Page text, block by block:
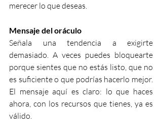
merecer lo que deseas.
Mensaje del oráculo
Señala una tendencia a exigirte
demasiado. A veces puedes bloquearte
porque sientes que no estás listo, que no
es suficiente o que podrías hacerlo mejor.
El mensaje aquí es claro: lo que haces
ahora, con los recursos que tienes, ya es
válido.